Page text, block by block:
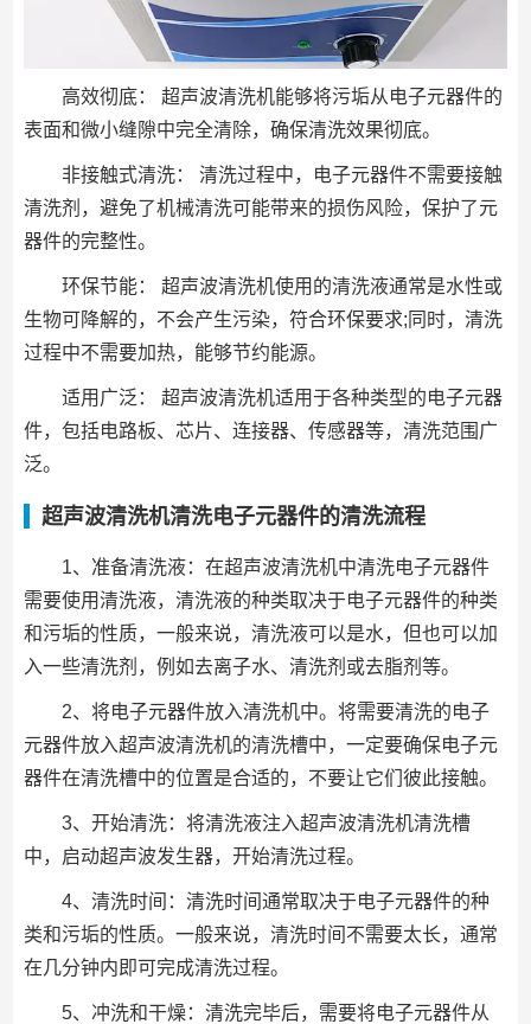
高效彻底： 超声波清洗机能够将污垢从电子元器件的
表面和微小缝隙中完全清除，确保清洗效果彻底。
非接触式清洗： 清洗过程中，电子元器件不需要接触
清洗剂，避免了机械清洗可能带来的损伤风险，保护了元
器件的完整性。
环保节能： 超声波清洗机使用的清洗液通常是水性或
生物可降解的，不会产生污染，符合环保要求;同时，清洗
过程中不需要加热，能够节约能源。
适用广泛： 超声波清洗机适用于各种类型的电子元器
件，包括电路板、芯片、连接器、传感器等，清洗范围广
泛。
超声波清洗机清洗电子元器件的清洗流程
1、准备清洗液：在超声波清洗机中清洗电子元器件
需要使用清洗液，清洗液的种类取决于电子元器件的种类
和污垢的性质，一般来说，清洗液可以是水，但也可以加
入一些清洗剂，例如去离子水、清洗剂或去脂剂等。
2、将电子元器件放入清洗机中。将需要清洗的电子
元器件放入超声波清洗机的清洗槽中，一定要确保电子元
器件在清洗槽中的位置是合适的，不要让它们彼此接触。
3、开始清洗：将清洗液注入超声波清洗机清洗槽
中，启动超声波发生器，开始清洗过程。
4、清洗时间：清洗时间通常取决于电子元器件的种
类和污垢的性质。一般来说，清洗时间不需要太长，通常
在几分钟内即可完成清洗过程。
5、冲洗和干燥：清洗完毕后，需要将电子元器件从